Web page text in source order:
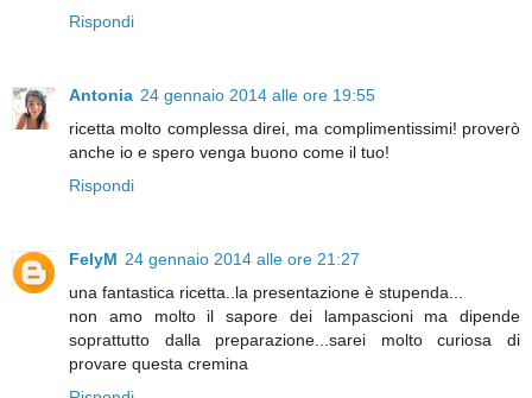
Rispondi
Antonia 24 gennaio 2014 alle ore 19:55
ricetta molto complessa direi, ma complimentissimi! proverò
anche io e spero venga buono come il tuo!
Rispondi
FelyM 24 gennaio 2014 alle ore 21:27
una fantastica ricetta..la presentazione è stupenda...
non amo molto il sapore dei lampascioni ma dipende
soprattutto dalla preparazione...sarei molto curiosa di
provare questa cremina